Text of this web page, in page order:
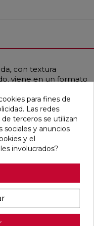
con textura
viene en un formato
y a las manchas, y su
con un toque
un elegante color gris
interesar
para fines de
Las redes
de terceros se utilizan
sociales y anuncios
y el
involucrados?